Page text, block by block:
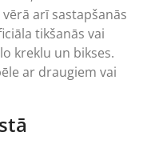
arī sastapšanās
tikšanās vai
kreklu un bikses.
ar draugiem vai